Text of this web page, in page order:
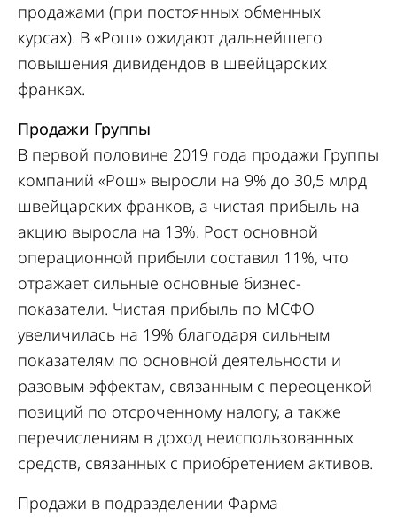
продажами (при постоянных обменных
курсах). В «Рош» ожидают дальнейшего
повышения дивидендов в швейцарских
франках.
Продажи Группы
В первой половине 2019 года продажи Группы
компаний «Рош» выросли на 9% до 30,5 млрд
швейцарских франков, а чистая прибыль на
акцию выросла на 13%. Рост основной
операционной прибыли составил 11%, что
отражает сильные основные бизнес-
показатели. Чистая прибыль по МСФО
увеличилась на 19% благодаря сильным
показателям по основной деятельности и
разовым эффектам, связанным с переоценкой
позиций по отсроченному налогу, а также
перечислениям в доход неиспользованных
средств, связанных с приобретением активов.
Продажи в подразделении Фарма